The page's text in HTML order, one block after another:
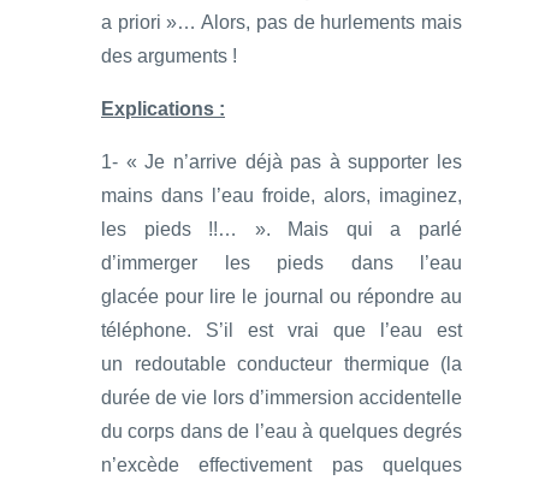
a priori »… Alors, pas de hurlements mais
des arguments !
Explications :
1- « Je n’arrive déjà pas à supporter les
mains dans l’eau froide, alors, imaginez,
les pieds !!… ». Mais qui a parlé
d’immerger les pieds dans l’eau
glacée pour lire le journal ou répondre au
téléphone. S’il est vrai que l’eau est
un redoutable conducteur thermique (la
durée de vie lors d’immersion accidentelle
du corps dans de l’eau à quelques degrés
n’excède effectivement pas quelques